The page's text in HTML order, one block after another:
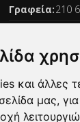
και άλλες
μας,
Γραφεία:210
Blog:
Δείτε